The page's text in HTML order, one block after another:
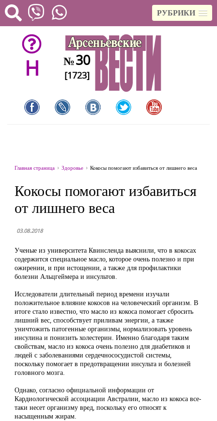
РУБРИКИ
H №30
[1723]
Главная страница Здоровье Кокосы помогают избавиться от лишнего веса
Кокосы помогают избавиться
от лишнего веса
03.08.2018
Ученые из университета Квинсленда выяснили, что в кокосах
содержится специальное масло, которое очень полезно и при
ожирении, и при истощении, а также для профилактики
болезни Альцгеймера и инсультов.
Исследователи длительный период времени изучали
положительное влияние кокосов на человеческий организм. В
итоге стало известно, что масло из кокоса помогает сбросить
лишний вес, способствует приливам энергии, а также
уничтожить патогенные организмы, нормализовать уровень
инсулина и понизить холестерин. Именно благодаря таким
свойствам, масло из кокоса очень полезно для диабетиков и
людей с заболеваниями сердечнососудистой системы,
поскольку помогает в предотвращении инсульта и болезней
головного мозга.
Однако, согласно официальной информации от
Кардиологической ассоциации Австралии, масло из кокоса все-
таки несет организму вред, поскольку его относят к
насыщенным жирам.